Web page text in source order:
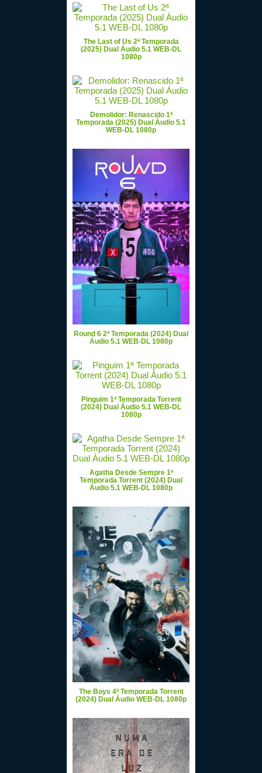
The Last of Us 2ª Temporada
(2025) Dual Áudio 5.1 WEB-DL
1080p
Demolidor: Renascido 1ª
Temporada (2025) Dual Áudio 5.1
WEB-DL 1080p
Round 6 2ª Temporada (2024) Dual
Áudio 5.1 WEB-DL 1080p
Pinguim 1ª Temporada Torrent
(2024) Dual Áudio 5.1 WEB-DL
1080p
Agatha Desde Sempre 1ª
Temporada Torrent (2024) Dual
Áudio 5.1 WEB-DL 1080p
The Boys 4ª Temporada Torrent
(2024) Dual Áudio WEB-DL 1080p